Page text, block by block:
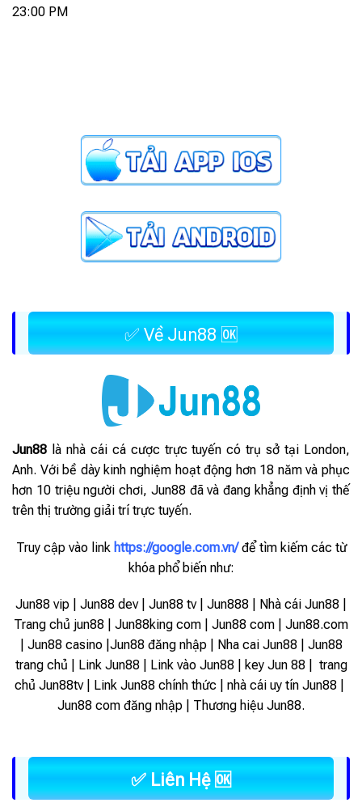
23:00 PM
✅ Về Jun88 🆗
Jun88 là nhà cái cá cược trực tuyến có trụ sở tại London,
Anh. Với bề dày kinh nghiệm hoạt động hơn 18 năm và phục
hơn 10 triệu người chơi, Jun88 đã và đang khẳng định vị thế
trên thị trường giải trí trực tuyến.
Truy cập vào link https://google.com.vn/ để tìm kiếm các từ
khóa phổ biến như:
Jun88 vip | Jun88 dev | Jun88 tv | Jun888 | Nhà cái Jun88 |
Trang chủ jun88 | Jun88king com | Jun88 com | Jun88.com
| Jun88 casino |Jun88 đăng nhập | Nha cai Jun88 | Jun88
trang chủ | Link Jun88 | Link vào Jun88 |
key Jun 88 | trang
chủ Jun88tv | Link Jun88 chính thức | nhà cái uy tín Jun88 |
Jun88 com đăng nhập | Thương hiệu Jun88.
✅ Liên Hệ 🆗